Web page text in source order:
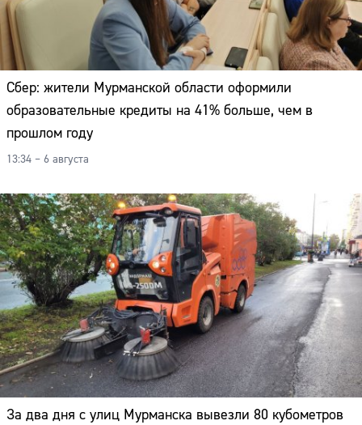
Сбер: жители Мурманской области оформили
образовательные кредиты на 41% больше, чем в
прошлом году
13:34 – 6 августа
За два дня с улиц Мурманска вывезли 80 кубометров